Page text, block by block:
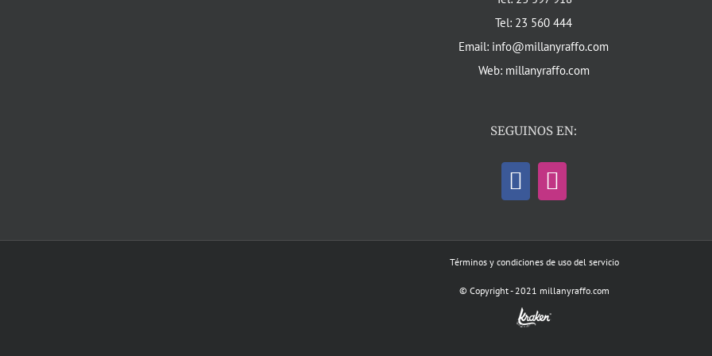
Tel: 23 560 444
Email: info@millanyraffo.com
Web: millanyraffo.com
SEGUINOS EN:
Términos y condiciones de uso del servicio
© Copyright - 2021 millanyraffo.com